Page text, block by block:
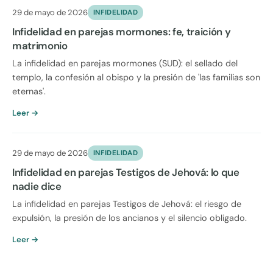
29 de mayo de 2026 INFIDELIDAD
Infidelidad en parejas mormones: fe, traición y
matrimonio
La infidelidad en parejas mormones (SUD): el sellado del
templo, la confesión al obispo y la presión de 'las familias son
eternas'.
Leer →
29 de mayo de 2026 INFIDELIDAD
Infidelidad en parejas Testigos de Jehová: lo que
nadie dice
La infidelidad en parejas Testigos de Jehová: el riesgo de
expulsión, la presión de los ancianos y el silencio obligado.
Leer →